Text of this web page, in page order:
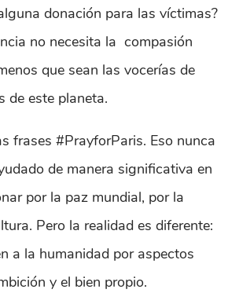
donación para las víctimas?
no necesita la compasión
que sean las vocerías de
de este planeta.
frases #PrayforParis. Eso nunca
de manera significativa en
por la paz mundial, por la
Pero la realidad es diferente:
a la humanidad por aspectos
y el bien propio.